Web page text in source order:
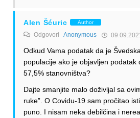
Alen Šćuric Author
Odgovori Anonymous
Odkud Vama podatak da je
populacije ako je objavljen podatak
57,5% stanovništva?
Dajte smanjite malo doživljal sa
ruke”. O Covidu-19 sam pročitao
puno. I nisam neka debilčina i